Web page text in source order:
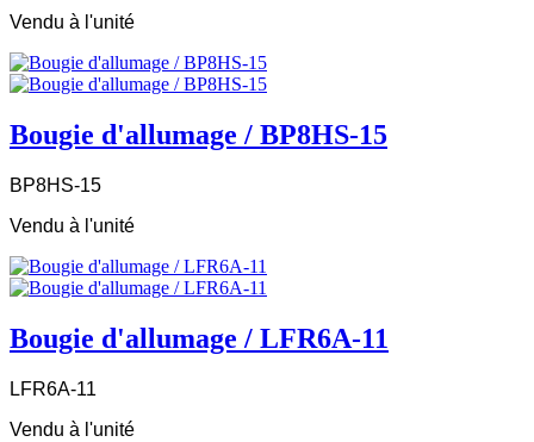
Vendu à l'unité
Bougie d'allumage / BP8HS-15
BP8HS-15
Vendu à l'unité
Bougie d'allumage / LFR6A-11
LFR6A-11
Vendu à l'unité